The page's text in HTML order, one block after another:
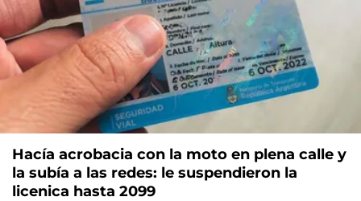
Hacía acrobacia con la moto en plena calle y
la subía a las redes: le suspendieron la
licenica hasta 2099